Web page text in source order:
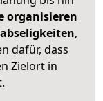
organisieren
,
dafür, dass
Zielort in